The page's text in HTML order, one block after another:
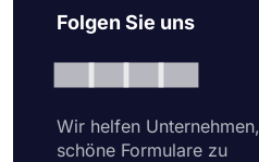
Folgen Sie uns
Wir helfen Unternehmen,
schöne Formulare zu